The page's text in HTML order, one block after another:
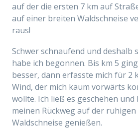
auf der die ersten 7 km auf
auf einer breiten Waldschneise
raus!
Schwer schnaufend und deshalb
habe ich begonnen. Bis km 5
besser, dann erfasste mich für 2
Wind, der mich kaum vorwärts
wollte. Ich ließ es geschehen
meinen Rückweg auf der
Waldschneise genießen.